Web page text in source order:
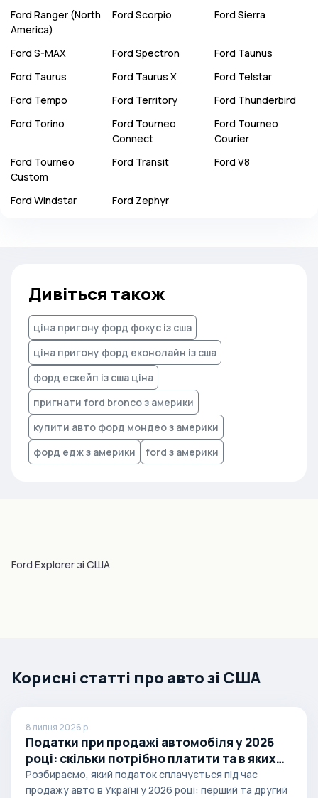
Ford Ranger (North
America)
Ford Scorpio Ford Sierra
Ford S-MAX Ford Spectron Ford Taunus
Ford Taurus Ford Taurus X Ford Telstar
Ford Tempo Ford Territory Ford Thunderbird
Ford Torino Ford Tourneo
Connect
Ford Tourneo
Courier
Ford Tourneo
Custom
Ford Transit Ford V8
Ford Windstar Ford Zephyr
Дивіться також
ціна пригону форд фокус із сша
ціна пригону форд еконолайн із сша
форд ескейп із сша ціна
пригнати ford bronco з америки
купити авто форд мондео з америки
форд едж з америки
ford з америки
Ford Explorer зі США
Корисні статті про авто зі США
8 липня 2026 р.
Податки при продажі автомобіля у 2026
році: скільки потрібно платити та в яких
випадках
Розбираємо, який податок сплачується під час
продажу авто в Україні у 2026 році: перший та другий